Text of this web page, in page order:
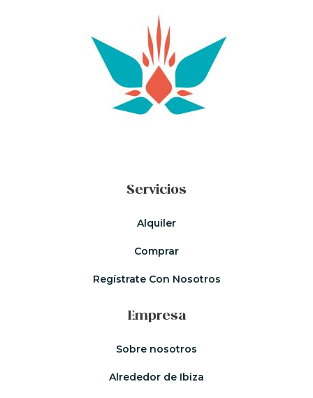
Servicios
Alquiler
Comprar
Regístrate Con Nosotros
Empresa
Sobre nosotros
Alrededor de Ibiza